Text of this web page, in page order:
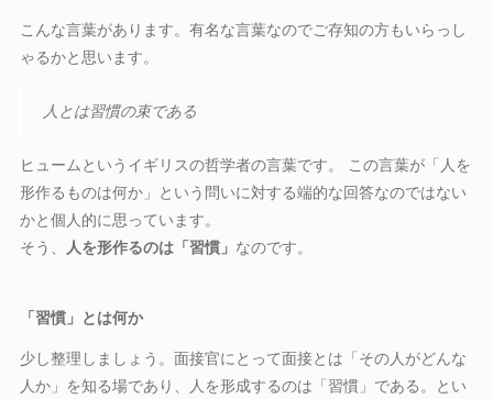
こんな言葉があります。有名な言葉なのでご存知の方もいらっし
ゃるかと思います。
人とは習慣の束である
ヒュームというイギリスの哲学者の言葉です。 この言葉が「人を
形作るものは何か」という問いに対する端的な回答なのではない
かと個人的に思っています。
そう、 人を形作るのは「習慣」 なのです。
「習慣」とは何か
少し整理しましょう。面接官にとって面接とは「その人がどんな
人か」を知る場であり、人を形成するのは「習慣」である。とい